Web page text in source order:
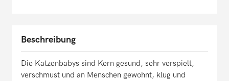
Beschreibung
Die Katzenbabys sind Kern gesund, sehr verspielt,
verschmust und an Menschen gewohnt, klug und